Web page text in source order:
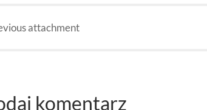
attachment
komentarz